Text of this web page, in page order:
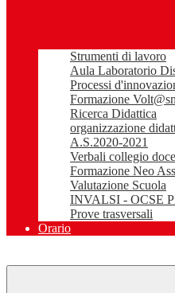
Strumenti di lavoro
Aula Laboratorio
Processi
Formazione
Ricerca Didattica
organizzazione
A.S.2020-2021
Verbali collegio
Formazione Neo
Valutazione Scuola
INVALSI - OCSE
Prove trasversali
Orario